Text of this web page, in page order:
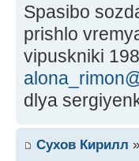
Spasibo
prishlo
vipuskniki
dlya
Сухов Кирилл